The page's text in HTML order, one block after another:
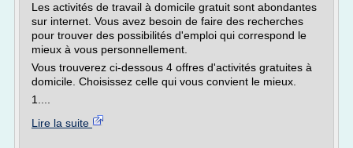
Les activités de travail à domicile gratuit sont abondantes
sur internet. Vous avez besoin de faire des recherches
pour trouver des possibilités d'emploi qui correspond le
mieux à vous personnellement.
Vous trouverez ci-dessous 4 offres d'activités gratuites à
domicile. Choisissez celle qui vous convient le mieux.
1....
Lire la suite